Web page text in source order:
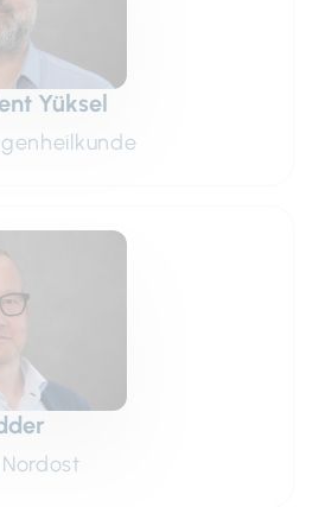
Yüksel